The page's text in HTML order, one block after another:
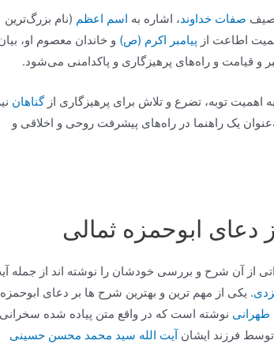
صفات خداوند، اشاره به اسم اعظم (نام بزرگ‌ترین
اطاعت از پیامبر اکرم (ص) و خاندان معصوم او،
و قیامت و راه‌های پرهیزگاری و پاکدامنی می‌شود.
به اهمیت توبه، تضرع و تلاش برای پرهیزگاری ازگناهان
یک راهنما در راه‌های پیشرفت روحی و اخلاقی و
دعای ابوحمزه ثمالی
از آن شرح و بررسی خودشان را نوشته اند از جمله
. یکی از مهم ترین و بهترین شرح ها بر دعای ابوحمزه
نوشته است که در واقع متن پیاده شده سخرانی
فرزند ایشانآیت الله سید محمد محسن حسینی